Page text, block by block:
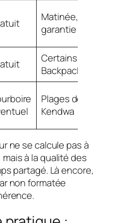
Matinée,
garantie
Certains hôtels
Backpackers/
Plages de
Kendwa
ne se calcule pas à
à la qualité des
partagé. Là encore,
non formatée